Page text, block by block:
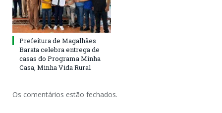
Prefeitura de Magalhães
Barata celebra entrega de
casas do Programa Minha
Casa, Minha Vida Rural
Os comentários estão fechados.